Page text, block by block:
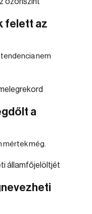
felett az
nem
a
mértek még.